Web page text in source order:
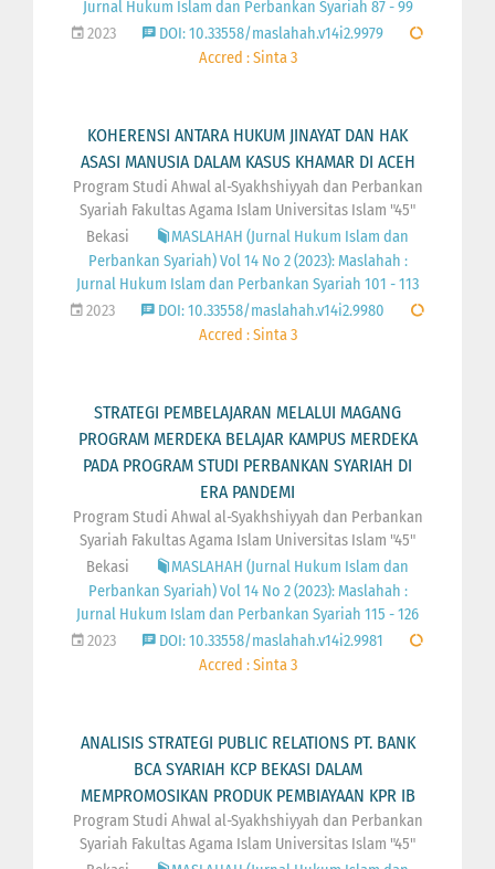
Jurnal Hukum Islam dan Perbankan Syariah 87 - 99
2023
DOI: 10.33558/maslahah.v14i2.9979
Accred : Sinta 3
KOHERENSI ANTARA HUKUM JINAYAT DAN HAK
ASASI MANUSIA DALAM KASUS KHAMAR DI ACEH
Program Studi Ahwal al-Syakhshiyyah dan Perbankan
Syariah Fakultas Agama Islam Universitas Islam "45"
Bekasi
MASLAHAH (Jurnal Hukum Islam dan
Perbankan Syariah) Vol 14 No 2 (2023): Maslahah :
Jurnal Hukum Islam dan Perbankan Syariah 101 - 113
2023
DOI: 10.33558/maslahah.v14i2.9980
Accred : Sinta 3
STRATEGI PEMBELAJARAN MELALUI MAGANG
PROGRAM MERDEKA BELAJAR KAMPUS MERDEKA
PADA PROGRAM STUDI PERBANKAN SYARIAH DI
ERA PANDEMI
Program Studi Ahwal al-Syakhshiyyah dan Perbankan
Syariah Fakultas Agama Islam Universitas Islam "45"
Bekasi
MASLAHAH (Jurnal Hukum Islam dan
Perbankan Syariah) Vol 14 No 2 (2023): Maslahah :
Jurnal Hukum Islam dan Perbankan Syariah 115 - 126
2023
DOI: 10.33558/maslahah.v14i2.9981
Accred : Sinta 3
ANALISIS STRATEGI PUBLIC RELATIONS PT. BANK
BCA SYARIAH KCP BEKASI DALAM
MEMPROMOSIKAN PRODUK PEMBIAYAAN KPR IB
Program Studi Ahwal al-Syakhshiyyah dan Perbankan
Syariah Fakultas Agama Islam Universitas Islam "45"